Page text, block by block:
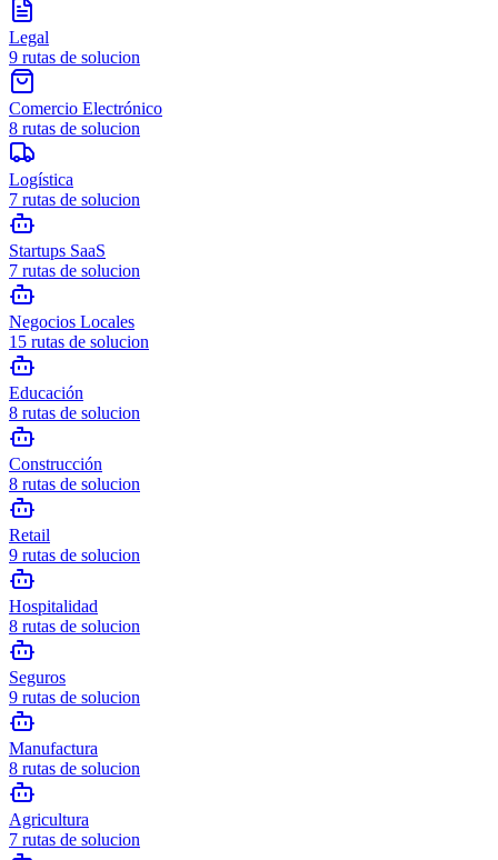
Legal
9 rutas de solucion
Comercio Electrónico
8 rutas de solucion
Logística
7 rutas de solucion
Startups SaaS
7 rutas de solucion
Negocios Locales
15 rutas de solucion
Educación
8 rutas de solucion
Construcción
8 rutas de solucion
Retail
9 rutas de solucion
Hospitalidad
8 rutas de solucion
Seguros
9 rutas de solucion
Manufactura
8 rutas de solucion
Agricultura
7 rutas de solucion